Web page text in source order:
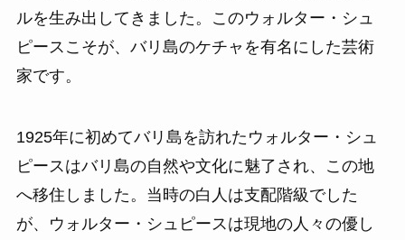
ルを生み出してきました。このウォルター・シュ
ピースこそが、バリ島のケチャを有名にした芸術
家です。
1925年に初めてバリ島を訪れたウォルター・シュ
ピースはバリ島の自然や文化に魅了され、この地
へ移住しました。当時の白人は支配階級でした
が、ウォルター・シュピースは現地の人々の優し